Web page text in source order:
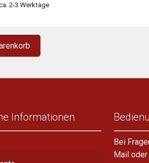
2-3 Werktage
Informationen
Bei
Mail